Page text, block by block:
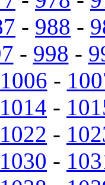
- 988 -
- 998 -
1006 -
1014 -
1022 -
1030 -